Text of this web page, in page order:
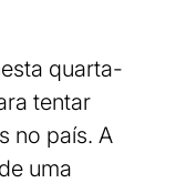
quarta-
tentar
no país. A
uma